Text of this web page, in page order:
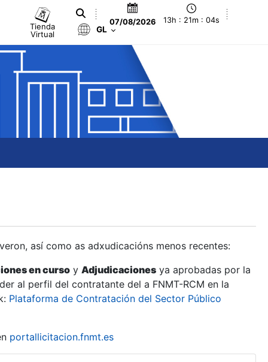
Tienda
Virtual
07/08/2026 13h : 21m : 05s
GL
así como as adxudicacións menos recentes:
en curso y Adjudicaciones ya aprobadas por la
al perfil del contratante del a FNMT-RCM en la
Plataforma de Contratación del Sector Público
portallicitacion.fnmt.es